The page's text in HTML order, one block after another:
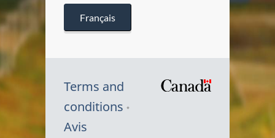
Français
Terms and
conditions
Avis
Symbole